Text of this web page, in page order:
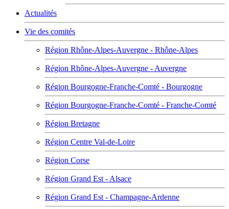
Actualités
Vie des comités
Région Rhône-Alpes-Auvergne - Rhône-Alpes
Région Rhône-Alpes-Auvergne - Auvergne
Région Bourgogne-Franche-Comté - Bourgogne
Région Bourgogne-Franche-Comté - Franche-Comté
Région Bretagne
Région Centre Val-de-Loire
Région Corse
Région Grand Est - Alsace
Région Grand Est - Champagne-Ardenne